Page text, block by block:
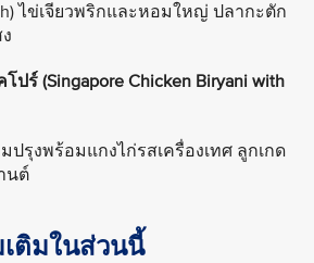
ไข่เจียวพริกและหอมใหญ่ ปลากะตัก
ปร์ (Singapore Chicken Biryani with
รุงพร้อมแกงไก่รสเครื่องเทศ ลูกเกด
นต์
ติมในส่วนนี้